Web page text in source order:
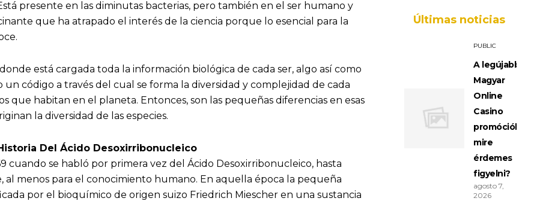
presente en las diminutas bacterias, pero también en el ser humano y
que ha atrapado el interés de la ciencia porque lo esencial para la
está cargada toda la información biológica de cada ser, algo así como
un código a través del cual se forma la diversidad y complejidad de cada
que habitan en el planeta. Entonces, son las pequeñas diferencias en esas
la diversidad de las especies.
Del Ácido Desoxirribonucleico
cuando se habló por primera vez del Ácido Desoxirribonucleico, hasta
al menos para el conocimiento humano. En aquella época la pequeña
por el bioquímico de origen suizo Friedrich Miescher en una sustancia
Últimas noticias
PUBLIC
A legújabb
Magyar
Online
Casino
promóciók:
mire
érdemes
figyelni?
agosto 7,
2026